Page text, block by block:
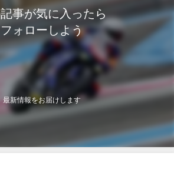
事が気に入ったら
フォローしよう
最新情報をお届けします